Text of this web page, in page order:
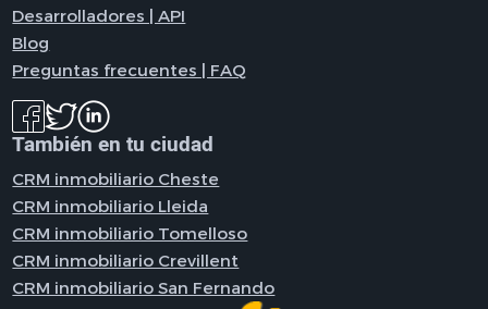
Desarrolladores | API
Blog
Preguntas frecuentes | FAQ
También en tu ciudad
CRM inmobiliario Cheste
CRM inmobiliario Lleida
CRM inmobiliario Tomelloso
CRM inmobiliario Crevillent
CRM inmobiliario San Fernando